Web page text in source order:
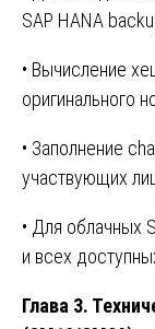
SAP HANA
• Вычисление
оригинального
• Заполнение
участвующих
• Для облачных
и всех
Глава 3.